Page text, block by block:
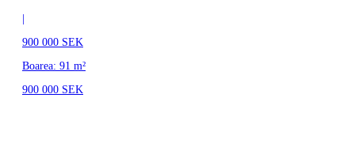
900 000 SEK
Boarea: 91 m²
900 000 SEK